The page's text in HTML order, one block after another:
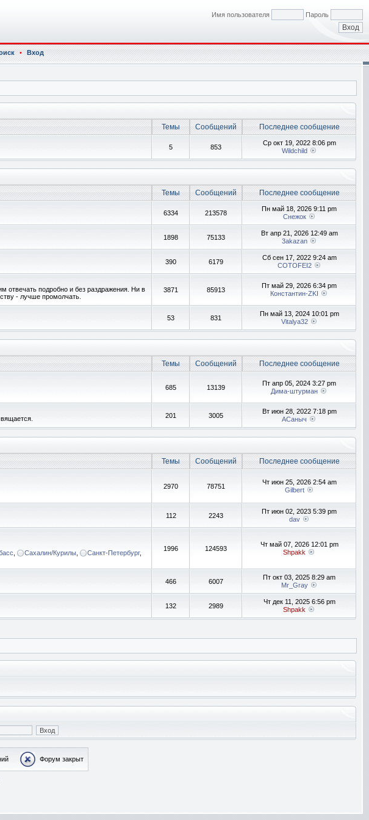
Имя пользователя Пароль
• Вход
Темы Сообщений
Последнее сообщение
5 853
Ср окт 19, 2022 8:06 pm
Wildchild
Темы Сообщений
Последнее сообщение
6334 213578
Пн май 18, 2026 9:11 pm
Снежок
1898 75133
Вт апр 21, 2026 12:49 am
3akazan
390 6179
Сб сен 17, 2022 9:24 am
COTOFEI2
отвечать подробно и без раздражения. Ни в
- лучше промолчать.
3871 85913
Пт май 29, 2026 6:34 pm
Константин-ZKI
53 831
Пн май 13, 2024 10:01 pm
Vitalya32
Темы Сообщений
Последнее сообщение
685 13139
Пт апр 05, 2024 3:27 pm
Дима-штурман
201 3005
Вт июн 28, 2022 7:18 pm
АСаныч
Темы Сообщений
Последнее сообщение
2970 78751
Чт июн 25, 2026 2:54 am
Gilbert
112 2243
Пт июн 02, 2023 5:39 pm
dav
Сахалин/Курилы Санкт-Петербург,
1996 124593
Чт май 07, 2026 12:01 pm
Shpakk
466 6007
Пт окт 03, 2025 8:29 am
Mr_Gray
132 2989
Чт дек 11, 2025 6:56 pm
Shpakk
Форум закрыт